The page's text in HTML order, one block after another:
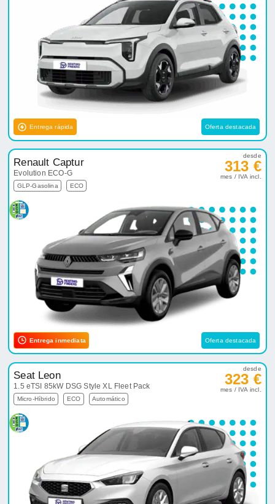
Entrega rápida Oferta destacada
Renault Captur
Evolution ECO-G
GLP-Gasolina ECO
desde
313 €
mes / IVA incl.
Entrega inmediata Oferta destacada
Seat Leon
1.5 eTSI 85kW DSG Style XL Fleet Pack
Micro-Híbrido ECO Automático
desde
323 €
mes / IVA incl.